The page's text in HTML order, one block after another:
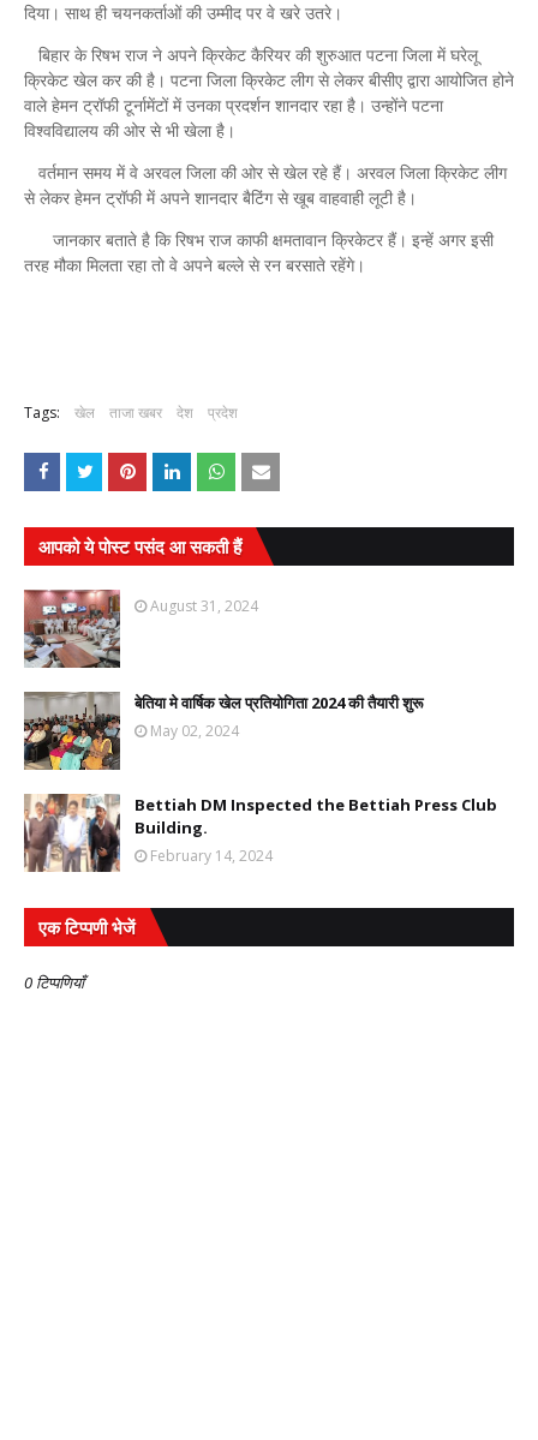
दिया। साथ ही चयनकर्ताओं की उम्मीद पर वे खरे उतरे।
बिहार के रिषभ राज ने अपने क्रिकेट कैरियर की शुरुआत पटना जिला में घरेलू
क्रिकेट खेल कर की है। पटना जिला क्रिकेट लीग से लेकर बीसीए द्वारा आयोजित होने
वाले हेमन ट्रॉफी टूर्नामेंटों में उनका प्रदर्शन शानदार रहा है। उन्होंने पटना
विश्वविद्यालय की ओर से भी खेला है।
वर्तमान समय में वे अरवल जिला की ओर से खेल रहे हैं। अरवल जिला क्रिकेट लीग
से लेकर हेमन ट्रॉफी में अपने शानदार बैटिंग से खूब वाहवाही लूटी है।
जानकार बताते है कि रिषभ राज काफी क्षमतावान क्रिकेटर हैं। इन्हें अगर इसी
तरह मौका मिलता रहा तो वे अपने बल्ले से रन बरसाते रहेंगे।
Tags: खेल ताजा खबर देश प्रदेश
आपको ये पोस्ट पसंद आ सकती हैं
August 31, 2024
बेतिया मे वार्षिक खेल प्रतियोगिता 2024 की तैयारी शुरू
May 02, 2024
Bettiah DM Inspected the Bettiah Press Club
Building.
February 14, 2024
एक टिप्पणी भेजें
0 टिप्पणियाँ